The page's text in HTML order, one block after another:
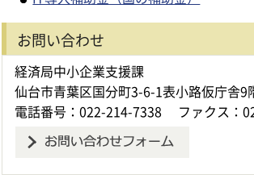
お問い合わせ
経済局中小企業支援課
仙台市青葉区国分町3-6-1表小路仮庁舎9
電話番号：022-214-7338
ファクス：